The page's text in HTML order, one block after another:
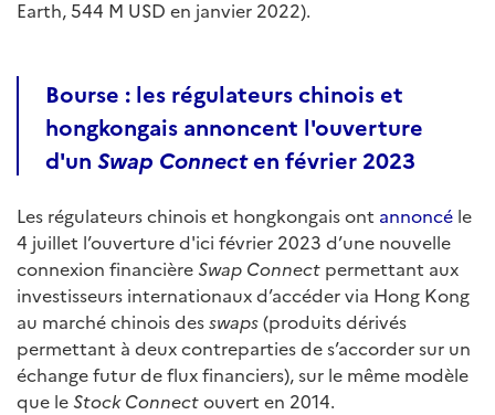
Earth, 544 M USD en janvier 2022).
Bourse : les régulateurs chinois et
hongkongais annoncent l'ouverture
d'un Swap Connecten février 2023
Les régulateurs chinois et hongkongais ont annoncé le
4 juillet l’ouverture d'ici février 2023 d’une nouvelle
connexion financièreSwap Connect permettant aux
investisseurs internationaux d’accéder via Hong Kong
au marché chinois desswaps(produits dérivés
permettant à deux contreparties de s’accorder sur un
échange futur de flux financiers), sur le même modèle
que leStock Connectouvert en 2014.